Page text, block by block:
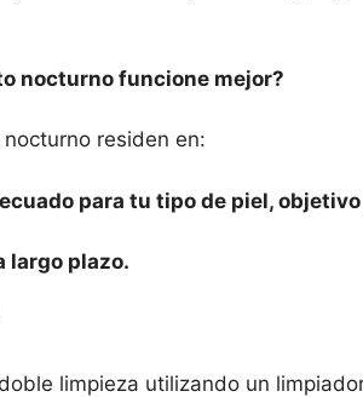
nocturno funcione mejor?
residen en:
para tu tipo de piel,
largo plazo.
limpieza utilizando un